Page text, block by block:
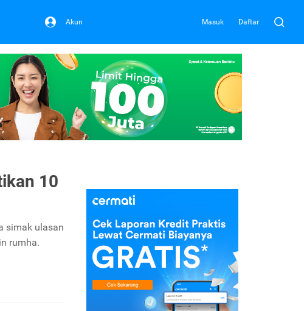
Akun Masuk Daftar
10
simak ulasan
rumha.